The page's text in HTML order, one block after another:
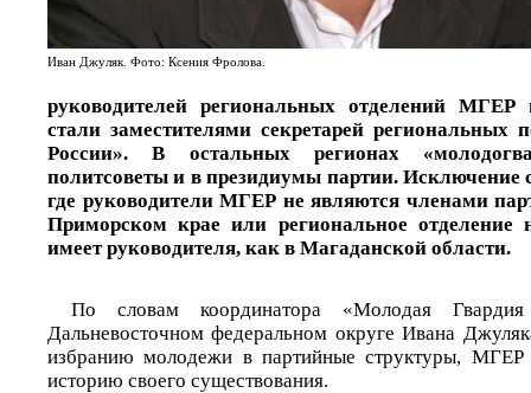
Иван Джуляк. Фото: Ксения Фролова.
руководителей региональных отделений
стали заместителями секретарей региональных
России». В остальных регионах
политсоветы и в президиумы партии. Исключение
где руководители МГЕР не являются членами
Приморском крае или региональное отделение
имеет руководителя, как в Магаданской области.
По словам координатора «Молодая
Дальневосточном федеральном округе Ивана
избранию молодежи в партийные структуры, МГЕР
историю своего существования.